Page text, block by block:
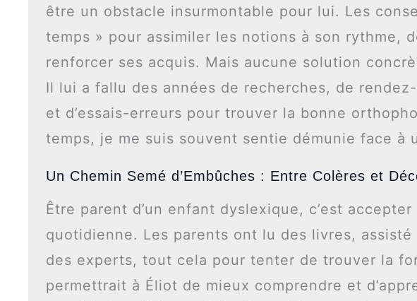
être un obstacle insurmontable pour lui. Les
temps » pour assimiler les notions à son rythme,
renforcer ses acquis. Mais aucune solution
Il lui a fallu des années de recherches, de
et d’essais-erreurs pour trouver la bonne
temps, je me suis souvent sentie démunie face à
Un Chemin Semé d’Embûches : Entre Colères et
Être parent d’un enfant dyslexique, c’est
quotidienne. Les parents ont lu des livres,
des experts, tout cela pour tenter de trouver la
permettrait à Éliot de mieux comprendre et